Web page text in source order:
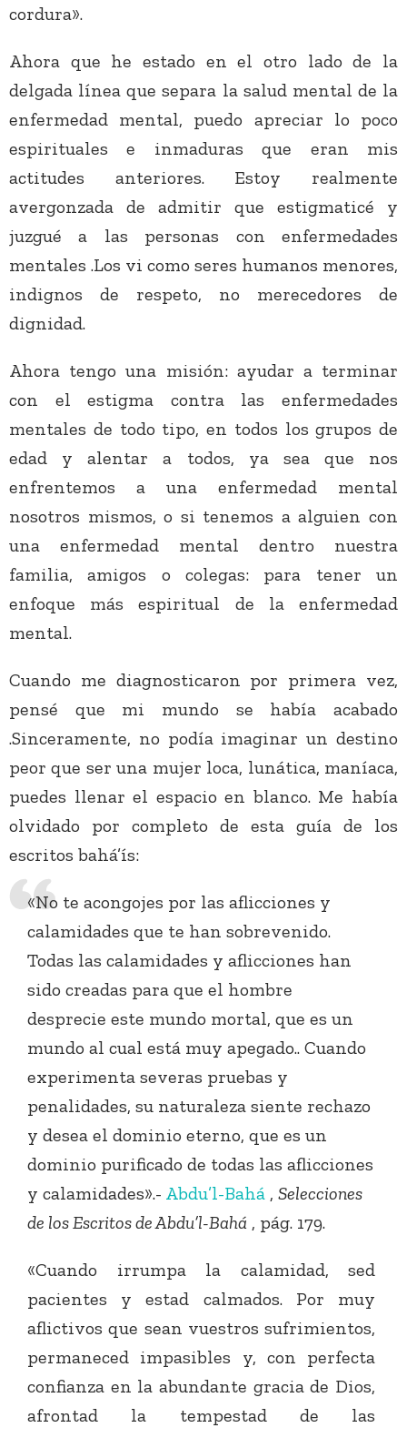
cordura».
Ahora que he estado en el otro lado de la
delgada línea que separa la salud mental de la
enfermedad mental, puedo apreciar lo poco
espirituales e inmaduras que eran mis
actitudes anteriores. Estoy realmente
avergonzada de admitir que estigmaticé y
juzgué a las personas con enfermedades
mentales .Los vi como seres humanos menores,
indignos de respeto, no merecedores de
dignidad.
Ahora tengo una misión: ayudar a terminar
con el estigma contra las enfermedades
mentales de todo tipo, en todos los grupos de
edad y alentar a todos, ya sea que nos
enfrentemos a una enfermedad mental
nosotros mismos, o si tenemos a alguien con
una enfermedad mental dentro nuestra
familia, amigos o colegas: para tener un
enfoque más espiritual de la enfermedad
mental.
Cuando me diagnosticaron por primera vez,
pensé que mi mundo se había acabado
.Sinceramente, no podía imaginar un destino
peor que ser una mujer loca, lunática, maníaca,
puedes llenar el espacio en blanco. Me había
olvidado por completo de esta guía de los
escritos bahá’ís:
«No te acongojes por las aflicciones y
calamidades que te han sobrevenido.
Todas las calamidades y aflicciones han
sido creadas para que el hombre
desprecie este mundo mortal, que es un
mundo al cual está muy apegado.. Cuando
experimenta severas pruebas y
penalidades, su naturaleza siente rechazo
y desea el dominio eterno, que es un
dominio purificado de todas las aflicciones
y calamidades».- Abdu’l-Bahá , Selecciones
de los Escritos de Abdu’l-Bahá , pág. 179.
«Cuando irrumpa la calamidad, sed
pacientes y estad calmados. Por muy
aflictivos que sean vuestros sufrimientos,
permaneced impasibles y, con perfecta
confianza en la abundante gracia de Dios,
afrontad la tempestad de las